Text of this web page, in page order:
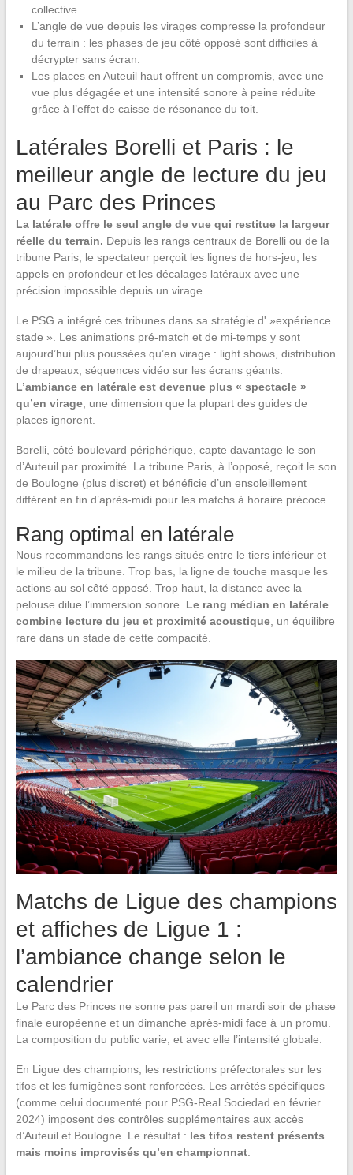
collective.
L’angle de vue depuis les virages compresse la profondeur
du terrain : les phases de jeu côté opposé sont difficiles à
décrypter sans écran.
Les places en Auteuil haut offrent un compromis, avec une
vue plus dégagée et une intensité sonore à peine réduite
grâce à l’effet de caisse de résonance du toit.
Latérales Borelli et Paris : le
meilleur angle de lecture du jeu
au Parc des Princes
La latérale offre le seul angle de vue qui restitue la largeur
réelle du terrain. Depuis les rangs centraux de Borelli ou de la
tribune Paris, le spectateur perçoit les lignes de hors-jeu, les
appels en profondeur et les décalages latéraux avec une
précision impossible depuis un virage.
Le PSG a intégré ces tribunes dans sa stratégie d' »expérience
stade ». Les animations pré-match et de mi-temps y sont
aujourd’hui plus poussées qu’en virage : light shows, distribution
de drapeaux, séquences vidéo sur les écrans géants.
L’ambiance en latérale est devenue plus « spectacle »
qu’en virage, une dimension que la plupart des guides de
places ignorent.
Borelli, côté boulevard périphérique, capte davantage le son
d’Auteuil par proximité. La tribune Paris, à l’opposé, reçoit le son
de Boulogne (plus discret) et bénéficie d’un ensoleillement
différent en fin d’après-midi pour les matchs à horaire précoce.
Rang optimal en latérale
Nous recommandons les rangs situés entre le tiers inférieur et
le milieu de la tribune. Trop bas, la ligne de touche masque les
actions au sol côté opposé. Trop haut, la distance avec la
pelouse dilue l’immersion sonore. Le rang médian en latérale
combine lecture du jeu et proximité acoustique, un équilibre
rare dans un stade de cette compacité.
Matchs de Ligue des champions
et affiches de Ligue 1 :
l’ambiance change selon le
calendrier
Le Parc des Princes ne sonne pas pareil un mardi soir de phase
finale européenne et un dimanche après-midi face à un promu.
La composition du public varie, et avec elle l’intensité globale.
En Ligue des champions, les restrictions préfectorales sur les
tifos et les fumigènes sont renforcées. Les arrêtés spécifiques
(comme celui documenté pour PSG-Real Sociedad en février
2024) imposent des contrôles supplémentaires aux accès
d’Auteuil et Boulogne. Le résultat : les tifos restent présents
mais moins improvisés qu’en championnat.